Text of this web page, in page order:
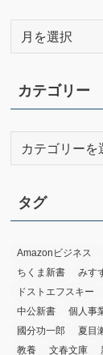
イ
ブ
カテゴリー
リ
ー
タグ
Amazonビジネス
ちくま新書
みす
ドストエフスキー
中公新書
個人事
國分功一郎
夏目
教養
文春文庫